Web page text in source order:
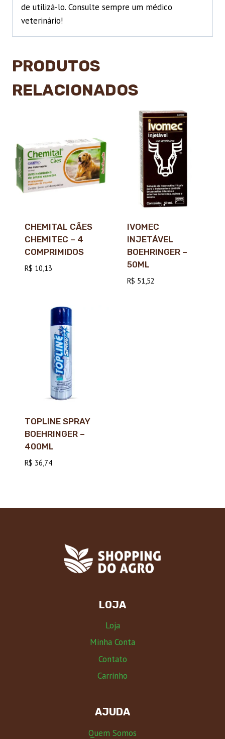
de utilizá-lo. Consulte sempre um médico
veterinário!
PRODUTOS
RELACIONADOS
CHEMITAL CÃES
CHEMITEC – 4
COMPRIMIDOS
R$ 10,13
IVOMEC
INJETÁVEL
BOEHRINGER –
50ML
R$ 51,52
TOPLINE SPRAY
BOEHRINGER –
400ML
R$ 36,74
LOJA
Loja
Minha Conta
Contato
Carrinho
AJUDA
Quem Somos